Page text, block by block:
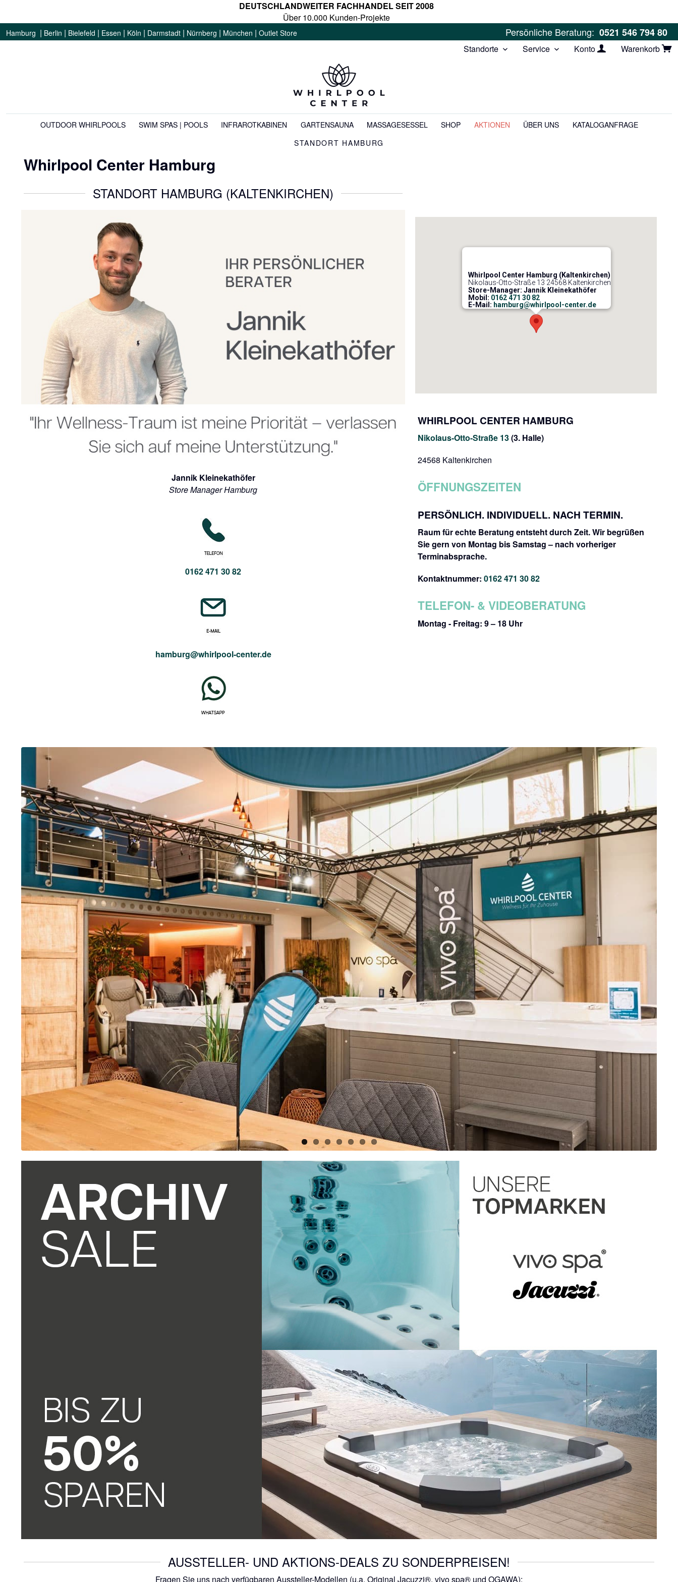
DEUTSCHLANDWEITER FACHHANDEL SEIT 2008
Über 10.000 Kunden-Projekte
Hamburg | Berlin | Bielefeld | Essen | Köln | Darmstadt | Nürnberg | München | Outlet Store Persönliche Beratung: 0521 546 794 80
Standorte Service Konto Warenkorb
OUTDOOR WHIRLPOOLS SWIM SPAS | POOLS INFRAROTKABINEN GARTENSAUNA MASSAGESESSEL SHOP AKTIONEN ÜBER UNS
KATALOGANFRAGE
STANDORT HAMBURG
Whirlpool Center Hamburg
STANDORT HAMBURG (KALTENKIRCHEN)
Jannik Kleinekathöfer
Store Manager Hamburg
0162 471 30 82
hamburg@whirlpool-center.de
Whirlpool Center Hamburg (Kaltenkirchen)
Nikolaus-Otto-Straße 13 24568 Kaltenkirchen
Store-Manager: Jannik Kleinekathöfer
Mobil: 0162 471 30 82
E-Mail: hamburg@whirlpool-center.de
WHIRLPOOL CENTER HAMBURG
Nikolaus-Otto-Straße 13(3. Halle)
24568 Kaltenkirchen
ÖFFNUNGSZEITEN
PERSÖNLICH. INDIVIDUELL. NACH TERMIN.
Raum für echte Beratung entsteht durch Zeit. Wir begrüßen
Sie gern von Montag bis Samstag – nach vorheriger
Terminabsprache.
Kontaktnummer:0162 471 30 82
TELEFON- & VIDEOBERATUNG
Montag - Freitag: 9 – 18 Uhr
AUSSTELLER- UND AKTIONS-DEALS ZU SONDERPREISEN!
Fragen Sie uns nach verfügbaren Aussteller-Modellen (u.a. Original Jacuzzi®, vivo spa® und OGAWA):